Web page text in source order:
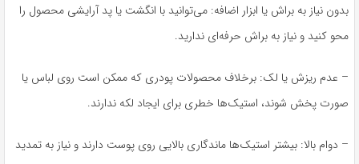
بدون نیاز به براش یا ابزار اضافه: می‌توانید با انگشت یا پد آرایشی محصول را
محو کنید و نیاز به براش حرفه‌ای ندارید.
– عدم ریزش یا لک: برخلاف محصولات پودری که ممکن است روی لباس یا
صورت پخش شوند، استیک‌ها خطری برای ایجاد لکه ندارند.
– دوام بالا: بیشتر استیک‌ها ماندگاری بالایی روی پوست دارند و نیاز به تمدید